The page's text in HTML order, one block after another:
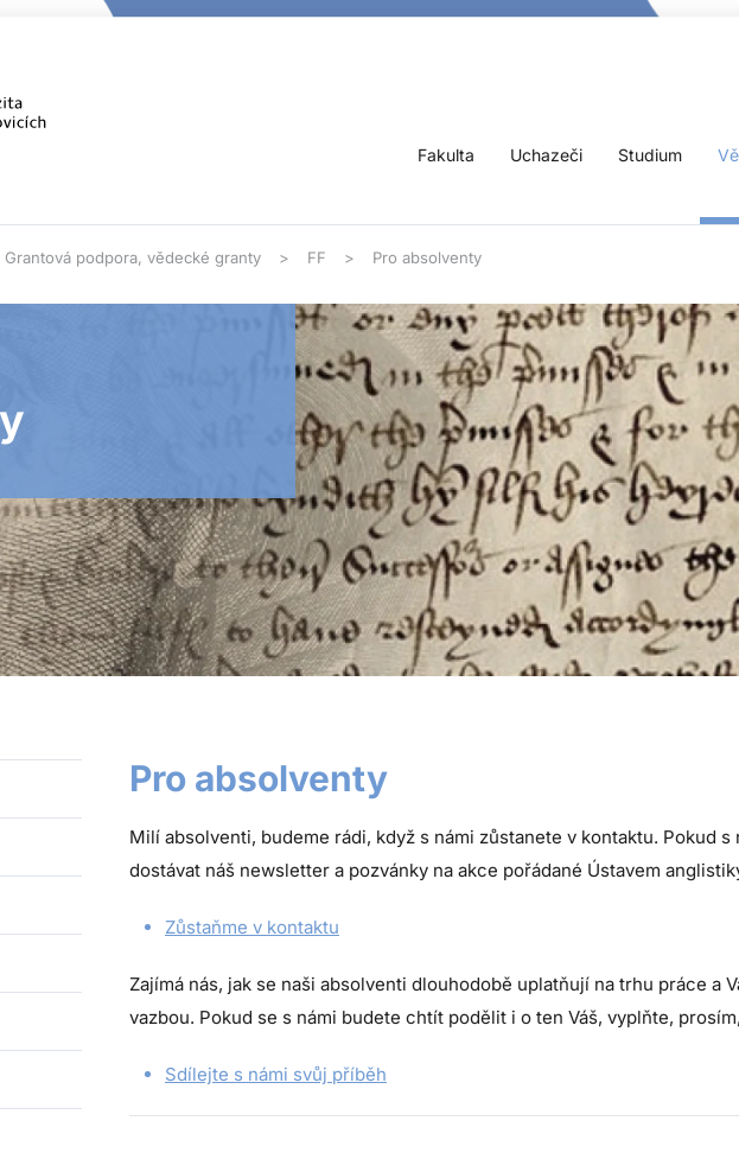
Fakulta Uchazeči Studium
Grantová podpora, vědecké granty FF Pro absolventy
Pro absolventy
Milí absolventi, budeme rádi, když s námi zůstanete v kontaktu. Pokud
dostávat náš newsletter a pozvánky na akce pořádané Ústavem
Zůstaňme v kontaktu
Zajímá nás, jak se naši absolventi dlouhodobě uplatňují na trhu práce a
vazbou. Pokud se s námi budete chtít podělit i o ten Váš, vyplňte,
Sdílejte s námi svůj příběh